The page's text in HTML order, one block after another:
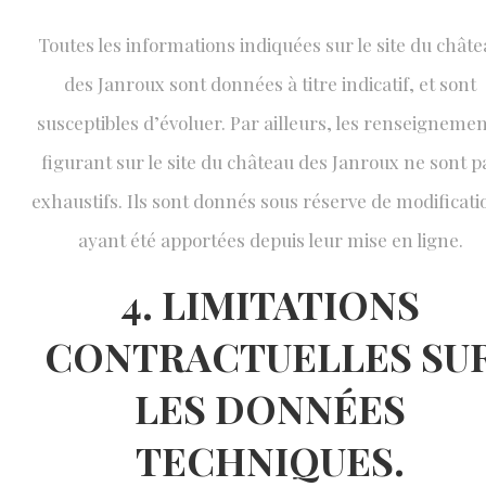
Toutes les informations indiquées sur le site du
des Janroux sont données à titre indicatif, et sont
susceptibles d’évoluer. Par ailleurs, les
figurant sur le site du château des Janroux ne sont
exhaustifs. Ils sont donnés sous réserve de
ayant été apportées depuis leur mise en ligne.
4. LIMITATIONS
CONTRACTUELLES
LES DONNÉES
TECHNIQUES.